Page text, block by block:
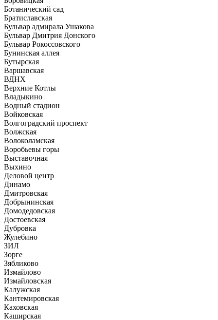
Ботанический сад
Братиславская
Бульвар адмирала Ушакова
Бульвар Дмитрия Донского
Бульвар Рокоссовского
Бунинская аллея
Бутырская
Варшавская
ВДНХ
Верхние Котлы
Владыкино
Водный стадион
Войковская
Волгоградский проспект
Волжская
Волоколамская
Воробьевы горы
Выставочная
Выхино
Деловой центр
Динамо
Дмитровская
Добрынинская
Домодедовская
Достоевская
Дубровка
Жулебино
ЗИЛ
Зорге
Зябликово
Измайлово
Измайловская
Калужская
Кантемировская
Каховская
Каширская